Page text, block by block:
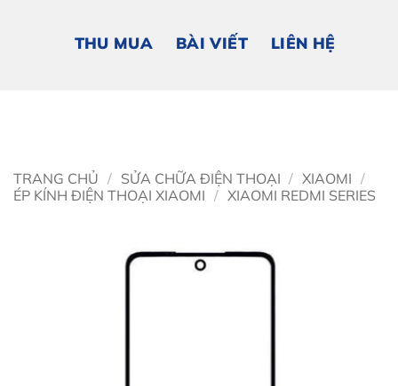
THU MUA BÀI VIẾT LIÊN HỆ
TRANG CHỦ / SỬA CHỮA ĐIỆN THOẠI / XIAOMI /
ÉP KÍNH ĐIỆN THOẠI XIAOMI / XIAOMI REDMI SERIES